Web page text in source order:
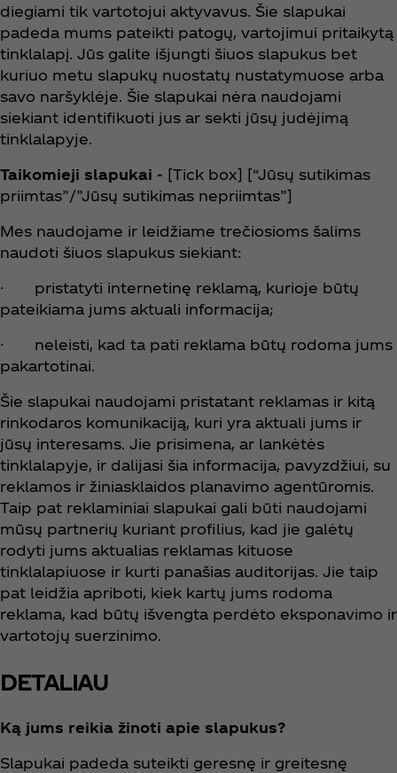
diegiami tik vartotojui aktyvavus. Šie slapukai
padeda mums pateikti patogų, vartojimui pritaikytą
tinklalapį. Jūs galite išjungti šiuos slapukus bet
kuriuo metu slapukų nuostatų nustatymuose arba
savo naršyklėje. Šie slapukai nėra naudojami
siekiant identifikuoti jus ar sekti jūsų judėjimą
tinklalapyje.
Taikomieji slapukai - [Tick box] [“Jūsų sutikimas
priimtas”/”Jūsų sutikimas nepriimtas”]
Mes naudojame ir leidžiame trečiosioms šalims
naudoti šiuos slapukus siekiant:
· pristatyti internetinę reklamą, kurioje būtų
pateikiama jums aktuali informacija;
· neleisti, kad ta pati reklama būtų rodoma jums
pakartotinai.
Šie slapukai naudojami pristatant reklamas ir kitą
rinkodaros komunikaciją, kuri yra aktuali jums ir
jūsų interesams. Jie prisimena, ar lankėtės
tinklalapyje, ir dalijasi šia informacija, pavyzdžiui, su
reklamos ir žiniasklaidos planavimo agentūromis.
Taip pat reklaminiai slapukai gali būti naudojami
mūsų partnerių kuriant profilius, kad jie galėtų
rodyti jums aktualias reklamas kituose
tinklalapiuose ir kurti panašias auditorijas. Jie taip
pat leidžia apriboti, kiek kartų jums rodoma
reklama, kad būtų išvengta perdėto eksponavimo ir
vartotojų suerzinimo.
DETALIAU
Ką jums reikia žinoti apie slapukus?
Slapukai padeda suteikti geresnę ir greitesnę